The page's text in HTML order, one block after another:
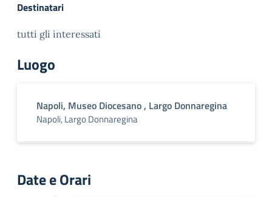
Destinatari
tutti gli interessati
Luogo
Napoli, Museo Diocesano , Largo Donnaregina
Napoli, Largo Donnaregina
Date e Orari